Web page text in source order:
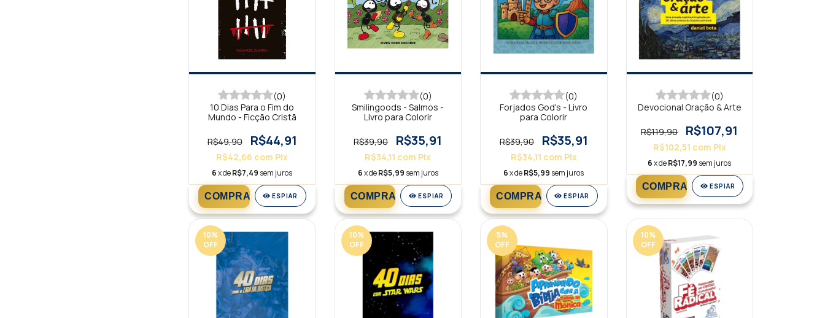
(0)
10 Dias Para o Fim do
Mundo - Ficção Cristã
R$49,90 R$44,91
R$42,66 com Pix
6x deR$7,49 sem juros
ESPIAR
(0)
Smilingoods - Salmos -
Livro para Colorir
R$39,90 R$35,91
R$34,11 com Pix
6x deR$5,99 sem juros
ESPIAR
(0)
Forjados God's - Livro
para Colorir
R$39,90 R$35,91
R$34,11 com Pix
6x deR$5,99 sem juros
ESPIAR
(0)
Devocional Oração & Arte
R$119,90 R$107,91
R$102,51 com Pix
6x deR$17,99 sem juros
ESPIAR
10%
OFF
10%
OFF
5%
OFF
10%
OFF